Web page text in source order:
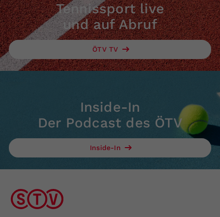
Tennissport live
und auf Abruf
ÖTV TV
Inside-In
Der Podcast des ÖTV
Inside-In